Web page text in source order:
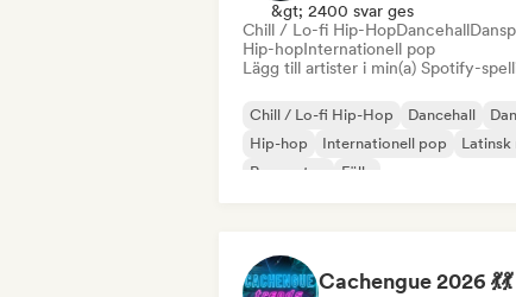
&gt; 2400 svar ges
Chill / Lo-fi Hip-HopDancehall
Hip-hopInternationell pop
Lägg till artister i min(a) Spotify-
Chill / Lo-fi Hip-Hop Dancehall
Hip-hop
Internationell pop
Latinsk
Reggaeton
Fälla
Cachengue 2026 💃💃